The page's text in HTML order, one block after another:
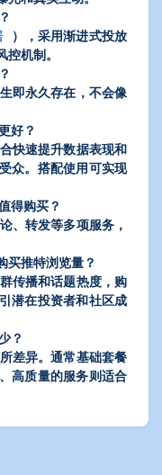
），采用渐进式投放
机制。
即永久存在，不会像
好？​
快速提升数据表现和
众。搭配使用可实现
得购买？​
、转发等多项服务，
买推特浏览量？​
传播和话题热度，购
潜在投资者和社区成
？​
差异。通常基础套餐
高质量的服务则适合